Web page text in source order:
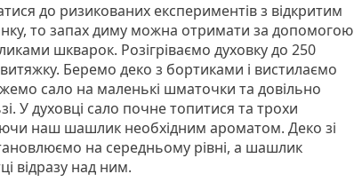
до ризикованих експериментів з відкритим
то запах диму можна отримати за допомогою
шкварок. Розігріваємо духовку до 250
Беремо деко з бортиками і вистилаємо
сало на маленькі шматочки та довільно
У духовці сало почне топитися та трохи
наш шашлик необхідним ароматом. Деко зі
на середньому рівні, а шашлик
відразу над ним.